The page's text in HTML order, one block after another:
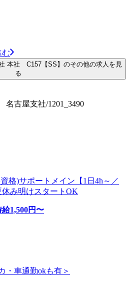
む
本社 C157【SS】のその他の求人を見
る
古屋支社/1201_3490
格)サポートメイン【1日4h～／
み明けスタートOK
給1,500円〜
・車通勤okも有＞